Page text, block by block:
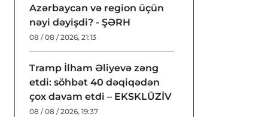
Azərbaycan və region üçün
nəyi dəyişdi? - ŞƏRH
08 / 08 / 2026, 21:13
Tramp İlham Əliyevə zəng
etdi: söhbət 40 dəqiqədən
çox davam etdi – EKSKLÜZİV
08 / 08 / 2026, 19:37